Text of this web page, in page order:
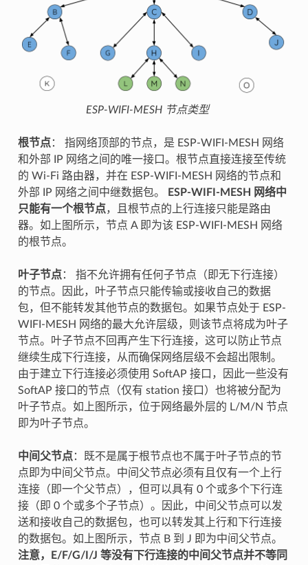
ESP-WIFI-MESH 节点类型
根节点 ： 指网络顶部的节点，是 ESP-WIFI-MESH 网络
和外部 IP 网络之间的唯一接口。根节点直接连接至传统
的 Wi-Fi 路由器，并在 ESP-WIFI-MESH 网络的节点和
外部 IP 网络之间中继数据包。
ESP-WIFI-MESH 网络中
只能有一个根节点，且根节点的上行连接只能是路由
器。如上图所示，节点 A 即为该 ESP-WIFI-MESH 网络
的根节点。
叶子节点 ： 指不允许拥有任何子节点（即无下行连接）
的节点。因此，叶子节点只能传输或接收自己的数据
包，但不能转发其他节点的数据包。如果节点处于 ESP-
WIFI-MESH 网络的最大允许层级，则该节点将成为叶子
节点。叶子节点不回再产生下行连接，这可以防止节点
继续生成下行连接，从而确保网络层级不会超出限制。
由于建立下行连接必须使用 SoftAP 接口，因此一些没有
SoftAP 接口的节点（仅有 station 接口）也将被分配为
叶子节点。如上图所示，位于网络最外层的 L/M/N 节点
即为叶子节点。
中间父节点 ：既不是属于根节点也不属于叶子节点的节
点即为中间父节点。中间父节点必须有且仅有一个上行
连接（即一个父节点），但可以具有 0 个或多个下行连
接（即 0 个或多个子节点）。因此，中间父节点可以发
送和接收自己的数据包，也可以转发其上行和下行连接
的数据包。如上图所示，节点 B 到 J 即为中间父节点。
注意，E/F/G/I/J 等没有下行连接的中间父节点并不等同